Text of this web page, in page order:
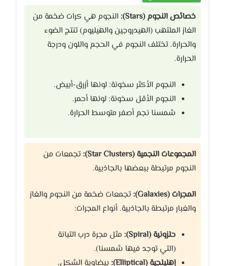
خصائص النجوم (Stars):
النجوم هي كرات ضخمة من
الغاز الملتهب (الهيدروجين والهيليوم) تنتج الضوء
والحرارة. تختلف النجوم في الحجم واللون ودرجة
الحرارة.
النجوم الأكثر سخونة: لونها أزرق-أبيض.
النجوم الأقل سخونة: لونها أحمر.
شمسنا نجم أصفر متوسط الحرارة.
المجموعات النجمية (Star Clusters):
تجمعات من
النجوم مرتبطة ببعضها بالجاذبية.
المجرات (Galaxies):
تجمعات ضخمة من النجوم والغاز
والغبار مرتبطة بالجاذبية. أنواع المجرات:
حلزونية (Spiral):
مثل مجرة درب التبانة
(التي توجد فيها شمسنا).
إهليلجية (Elliptical):
بيضاوية الشكل،